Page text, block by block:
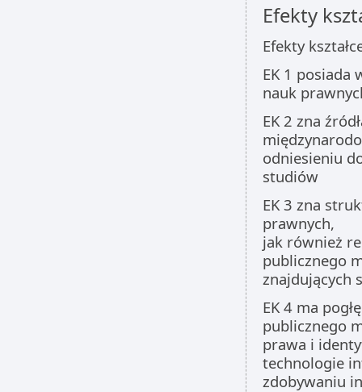
Efekty
Efekty
EK 1 posiada
nauk
EK 2 zna
odniesieniu
studiów
EK 3 zna
prawnych,
jak również
publicznego
znajdujących
EK 4 ma
publicznego
prawa i
technologie
zdobywaniu